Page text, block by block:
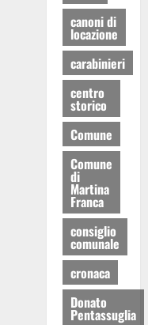
canoni di
locazione
carabinieri
centro
storico
Comune
Comune
di
Martina
Franca
consiglio
comunale
cronaca
Donato
Pentassuglia